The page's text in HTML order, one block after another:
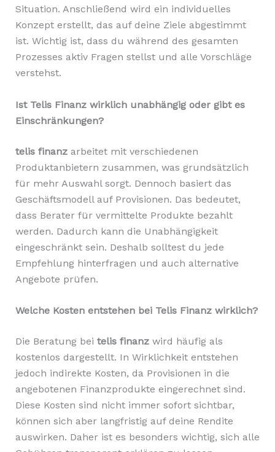
Situation. Anschließend wird ein individuelles
Konzept erstellt, das auf deine Ziele abgestimmt
ist. Wichtig ist, dass du während des gesamten
Prozesses aktiv Fragen stellst und alle Vorschläge
verstehst.
Ist Telis Finanz wirklich unabhängig oder gibt es
Einschränkungen?
telis finanzarbeitet mit verschiedenen
Produktanbietern zusammen, was grundsätzlich
für mehr Auswahl sorgt. Dennoch basiert das
Geschäftsmodell auf Provisionen. Das bedeutet,
dass Berater für vermittelte Produkte bezahlt
werden. Dadurch kann die Unabhängigkeit
eingeschränkt sein. Deshalb solltest du jede
Empfehlung hinterfragen und auch alternative
Angebote prüfen.
Welche Kosten entstehen bei Telis Finanz wirklich?
Die Beratung bei telis finanzwird häufig als
kostenlos dargestellt. In Wirklichkeit entstehen
jedoch indirekte Kosten, da Provisionen in die
angebotenen Finanzprodukte eingerechnet sind.
Diese Kosten sind nicht immer sofort sichtbar,
können sich aber langfristig auf deine Rendite
auswirken. Daher ist es besonders wichtig, sich alle